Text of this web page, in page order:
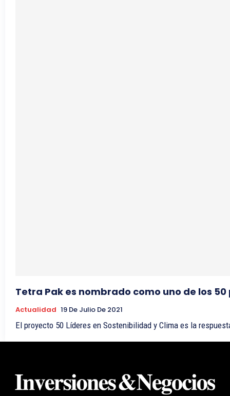
Tetra Pak es nombrado como uno de los
Actualidad 19 De Julio De 2021
El proyecto 50 Líderes en Sostenibilidad y Clima es la